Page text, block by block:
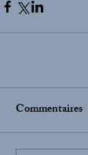
Commentaires